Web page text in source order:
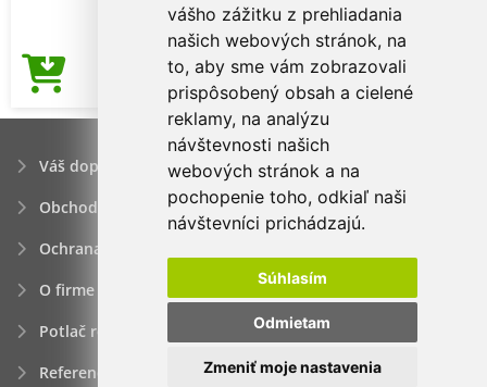
vášho zážitku z prehliadania
našich webových stránok, na
to, aby sme vám zobrazovali
prispôsobený obsah a cielené
reklamy, na analýzu
návštevnosti našich
webových stránok a na
pochopenie toho, odkiaľ naši
návštevníci prichádzajú.
Súhlasím
Odmietam
Zmeniť moje nastavenia
Cena od 1,82€
Váš dopyt
Obchodné podmienky
Ochrana osobných údajov
O firme
Potlač reklamných predmetov
Referencie